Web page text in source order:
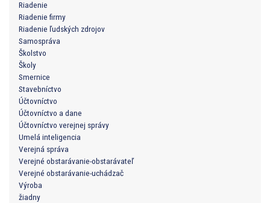
Riadenie
Riadenie firmy
Riadenie ľudských zdrojov
Samospráva
Školstvo
Školy
Smernice
Stavebníctvo
Účtovníctvo
Účtovníctvo a dane
Účtovníctvo verejnej správy
Umelá inteligencia
Verejná správa
Verejné obstarávanie-obstarávateľ
Verejné obstarávanie-uchádzač
Výroba
žiadny